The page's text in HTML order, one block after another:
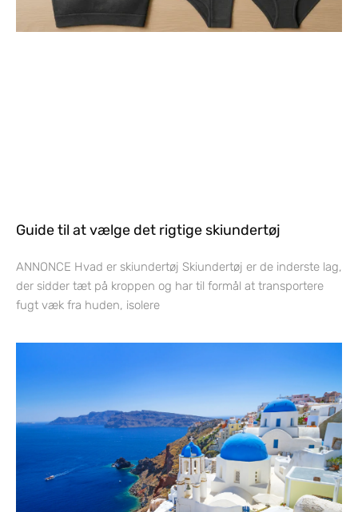
Guide til at vælge det rigtige skiundertøj
ANNONCE Hvad er skiundertøj Skiundertøj er de inderste lag,
der sidder tæt på kroppen og har til formål at transportere
fugt væk fra huden, isolere